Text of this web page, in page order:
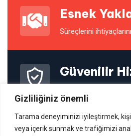
Gizliliğiniz önemli
Tarama deneyiminizi iyileştirmek,
veya içerik sunmak ve trafiğimizi
Esnek
Süreçlerini
Güvenilir